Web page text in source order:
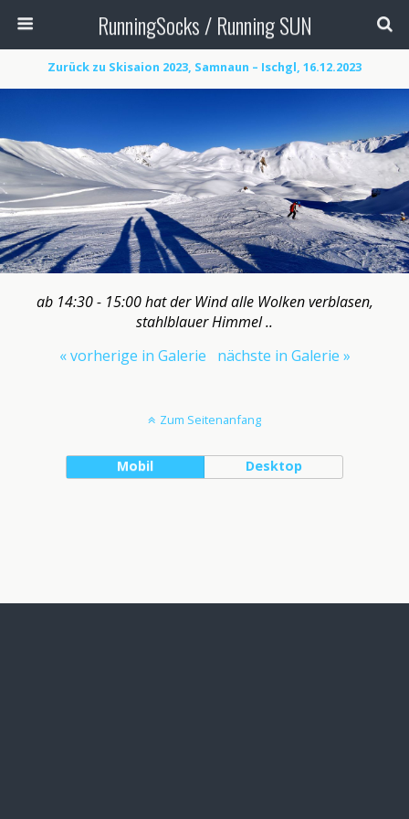
RunningSocks / Running SUN
Zurück zu Skisaion 2023, Samnaun – Ischgl, 16.12.2023
ab 14:30 - 15:00 hat der Wind alle Wolken verblasen,
stahlblauer Himmel ..
« vorherige in Galerie
nächste in Galerie »
Zum Seitenanfang
Mobil Desktop